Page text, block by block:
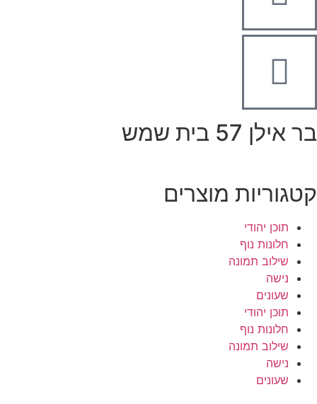
בר אילן 57 בית שמש
קטגוריות מוצרים
תוכן יהודי
חלונות נוף
שילוב תמונה
נישה
שעונים
תוכן יהודי
חלונות נוף
שילוב תמונה
נישה
שעונים